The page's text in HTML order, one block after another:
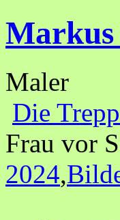
Maler
Die
Frau vor
2024,